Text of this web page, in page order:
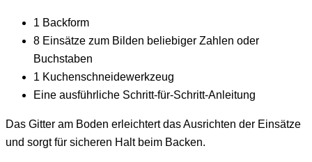
1 Backform
8 Einsätze zum Bilden beliebiger Zahlen oder
Buchstaben
1 Kuchenschneidewerkzeug
Eine ausführliche Schritt-für-Schritt-Anleitung
Das Gitter am Boden erleichtert das Ausrichten der Einsätze
und sorgt für sicheren Halt beim Backen.